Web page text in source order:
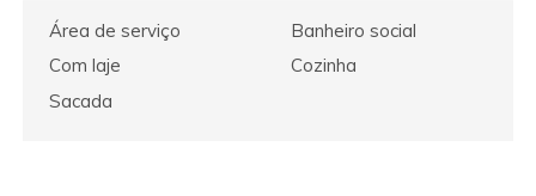
Área de serviço
Banheiro social
Com laje
Cozinha
Sacada